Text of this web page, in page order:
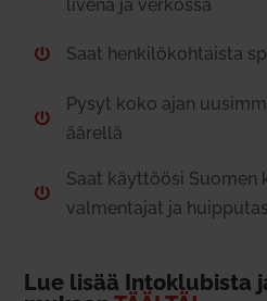
livenä ja ver­kossa
 Saat hen­ki­lö­koh­taista

Pysyt koko ajan
äärellä

Saat käyt­töösi Suomen
val­men­tajat ja
Lue lisää Intoklu­bista